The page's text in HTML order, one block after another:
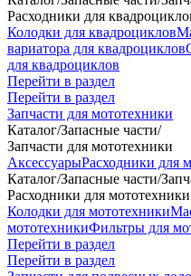
Расходники для
Колодки для квадроциклов
вариатора для квадроциклов
для квадроциклов
Перейти в раздел
Перейти в раздел
Запчасти для мототехники
Каталог/Запасные части/
Запчасти для мототехники
АксессуарыРасходники для
Каталог/Запасные части/
Расходники для мототехники
Колодки для мототехники
мототехникиФильтры для
Перейти в раздел
Перейти в раздел